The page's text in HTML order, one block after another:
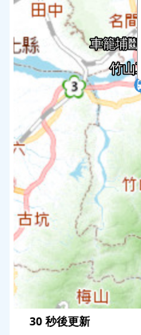
14 鹿谷鄉農會
15 廣興
16 內湖
內湖國小
18 崩崁頂
19 彎坑
20 米堤
21 下溪頭
22 溪頭
30 秒後更新